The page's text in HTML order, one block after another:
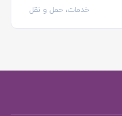
خدمات، حمل و نقل